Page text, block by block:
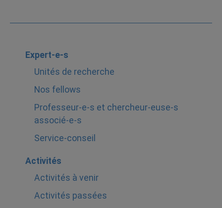
Expert-e-s
Unités de recherche
Nos fellows
Professeur-e-s et chercheur-euse-s
associé-e-s
Service-conseil
Activités
Activités à venir
Activités passées